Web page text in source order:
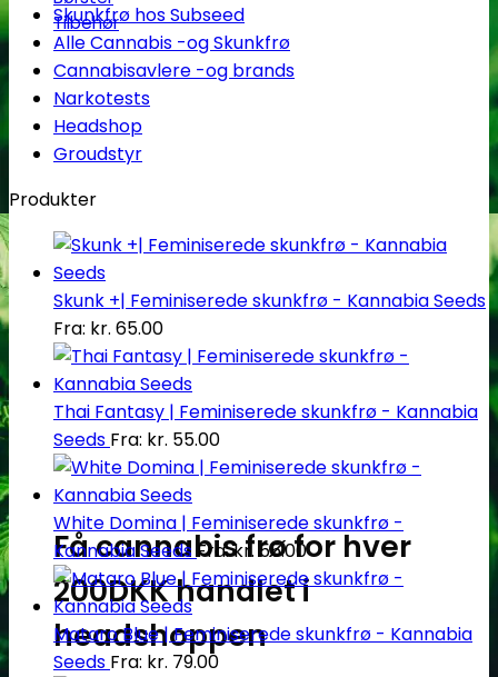
Tilbehør
Få cannabis frø for hver
200DKK handlet i
headshoppen
Skunkfrø hos Subseed
Alle Cannabis -og Skunkfrø
Cannabisavlere -og brands
Narkotests
Headshop
Groudstyr
Produkter
Skunk +| Feminiserede skunkfrø - Kannabia Seeds
Fra: kr. 65.00
Thai Fantasy | Feminiserede skunkfrø - Kannabia
Seeds Fra: kr. 55.00
White Domina | Feminiserede skunkfrø -
Kannabia SeedsFra:kr.55.00
Mataro Blue | Feminiserede skunkfrø - Kannabia
Seeds Fra: kr. 79.00